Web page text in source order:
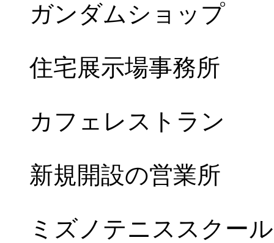
ガンダムショップ
住宅展示場事務所
カフェレストラン
新規開設の営業所
ミズノテニススクール